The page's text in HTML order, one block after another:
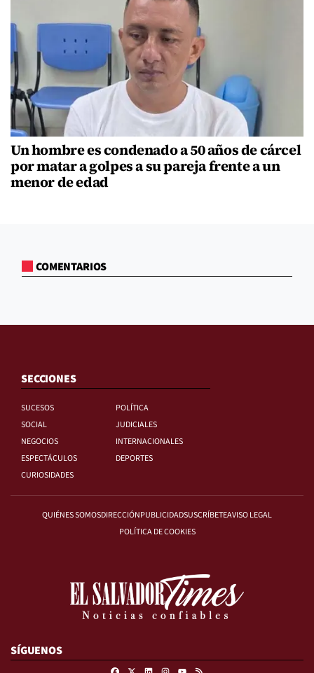
Un hombre es condenado a 50 años de cárcel
por matar a golpes a su pareja frente a un
menor de edad
COMENTARIOS
SECCIONES
SUCESOS
POLÍTICA
SOCIAL
JUDICIALES
NEGOCIOS
INTERNACIONALES
ESPECTÁCULOS
DEPORTES
CURIOSIDADES
QUIÉNES SOMOSDIRECCIÓNPUBLICIDADSUSCRÍBETEAVISO LEGAL
POLÍTICA DE COOKIES
SÍGUENOS
FacebookLinkedinInstagram